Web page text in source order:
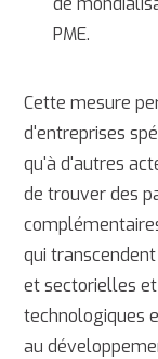
PME.
Cette mesure
d'entreprises
qu'à d'autres
de trouver des
qui
et sectorielles
technologiques
au